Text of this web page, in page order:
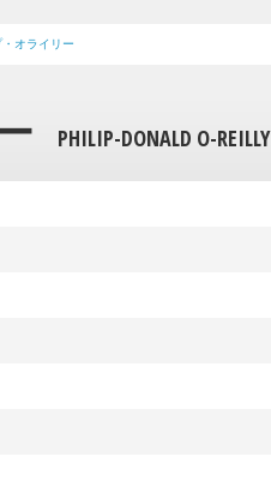
オライリー
PHILIP-DONALD O-REILLY